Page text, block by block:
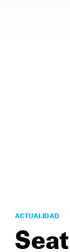
ACTUALIDAD